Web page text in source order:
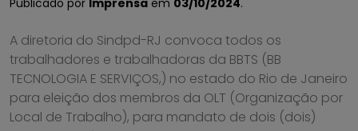
Publicado por Imprensa em 03/10/2024.
A diretoria do Sindpd-RJ convoca todos os
trabalhadores e trabalhadoras da BBTS (BB
TECNOLOGIA E SERVIÇOS,) no estado do Rio de Janeiro
para eleição dos membros da OLT (Organização por
Local de Trabalho), para mandato de dois (dois)